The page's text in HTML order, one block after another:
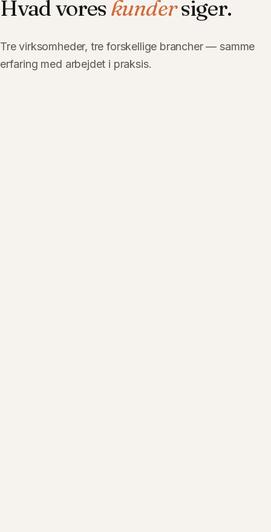
Hvad voreskundersiger.
Tre virksomheder, tre forskellige brancher — samme
erfaring med arbejdet i praksis.